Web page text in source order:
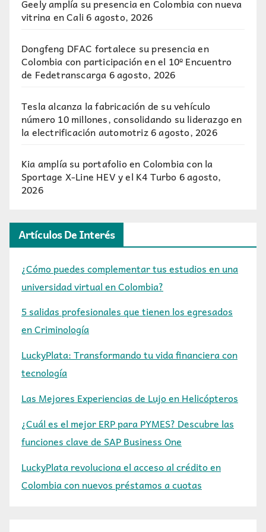
Geely amplía su presencia en Colombia con nueva
vitrina en Cali 6 agosto, 2026
Dongfeng DFAC fortalece su presencia en
Colombia con participación en el 10º Encuentro
de Fedetranscarga6 agosto, 2026
Tesla alcanza la fabricación de su vehículo
número 10 millones, consolidando su liderazgo en
la electrificación automotriz6 agosto, 2026
Kia amplía su portafolio en Colombia con la
Sportage X-Line HEV y el K4 Turbo6 agosto,
2026
Artículos De Interés
¿Cómo puedes complementar tus estudios en una
universidad virtual en Colombia?
5 salidas profesionales que tienen los egresados
en Criminología
LuckyPlata: Transformando tu vida financiera con
tecnología
Las Mejores Experiencias de Lujo en Helicópteros
¿Cuál es el mejor ERP para PYMES? Descubre las
funciones clave de SAP Business One
LuckyPlata revoluciona el acceso al crédito en
Colombia con nuevos préstamos a cuotas